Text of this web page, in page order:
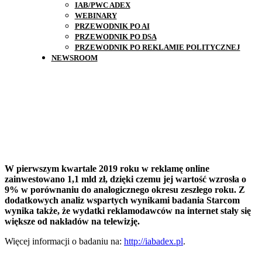
IAB/PWC ADEX
WEBINARY
PRZEWODNIK PO AI
PRZEWODNIK PO DSA
PRZEWODNIK PO REKLAMIE POLITYCZNEJ
NEWSROOM
W pierwszym kwartale 2019 roku w reklamę online
zainwestowano 1,1 mld zł, dzięki czemu jej wartość wzrosła o
9% w porównaniu do analogicznego okresu zeszłego roku. Z
dodatkowych analiz wspartych wynikami badania Starcom
wynika także, że wydatki reklamodawców na internet stały się
większe od nakładów na telewizję.
Więcej informacji o badaniu na: http://iabadex.pl.